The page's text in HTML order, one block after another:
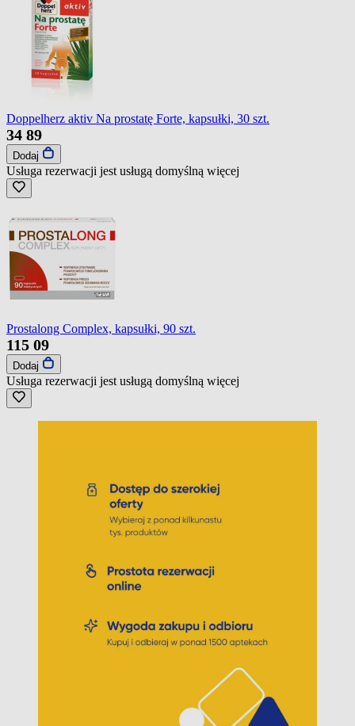
Doppelherz aktiv Na prostatę Forte, kapsułki, 30 szt.
34 89
Dodaj
Usługa rezerwacji jest usługą domyślną więcej
Prostalong Complex, kapsułki, 90 szt.
115 09
Dodaj
Usługa rezerwacji jest usługą domyślną więcej